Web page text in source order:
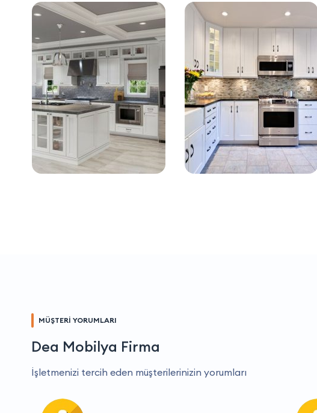
MÜŞTERİ YORUMLARI
Dea Mobilya Firma
İşletmenizi tercih eden müşterilerinizin yorumları